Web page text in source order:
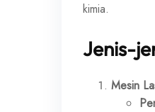
kimia.
Jenis-
Mesin